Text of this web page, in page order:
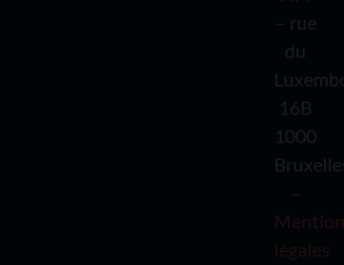
– rue
du
16B
1000
–
légales